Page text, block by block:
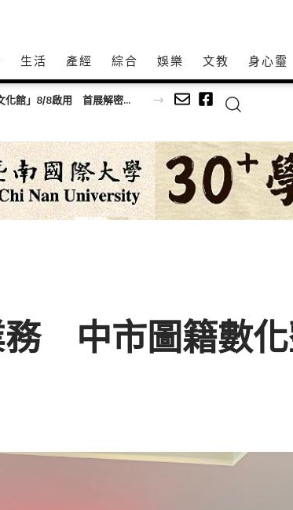
生活 產經 綜合 娛樂 文教 身心𩆜
百年歷史建築「西螺街長宿舍」轉身「西螺客町文化館」8/8啟用 首展解密日治至今政治變遷史
中市圖籍數